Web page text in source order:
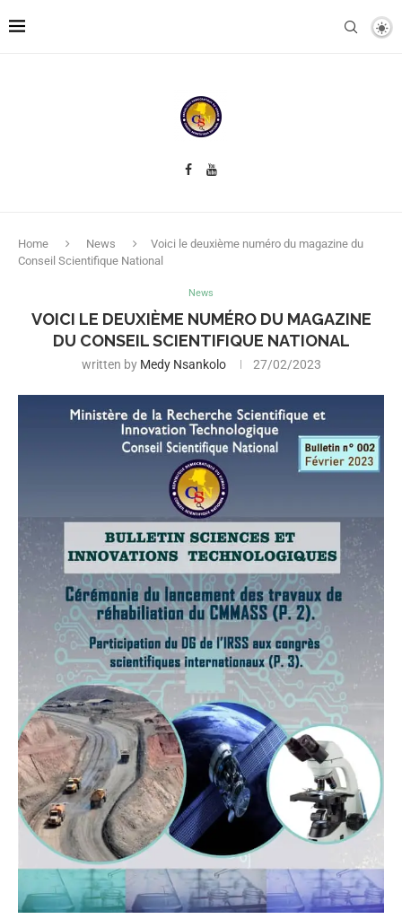
Home News
Voici le deuxième numéro du magazine du
Conseil Scientifique National
News
VOICI LE DEUXIÈME NUMÉRO DU MAGAZINE
DU CONSEIL SCIENTIFIQUE NATIONAL
written by Medy Nsankolo 27/02/2023